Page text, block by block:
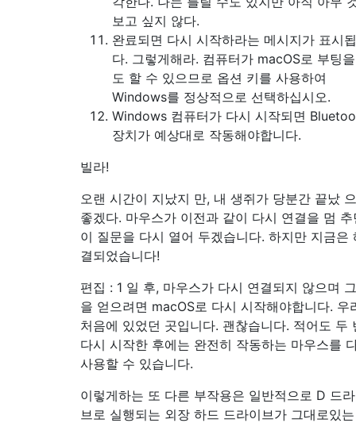
보고 싶지 않다.
완료되면 다시 시작하라는 메시지가 표시
다. 그렇게해라. 컴퓨터가 macOS로 부팅
도 할 수 있으므로 옵션 키를 사용하여
Windows를 정상적으로 선택하십시오.
Windows 컴퓨터가 다시 시작되면
장치가 예상대로 작동해야합니다.
빌라!
오랜 시간이 지났지 만, 내 생쥐가 당분간 끝났
좋겠다. 마우스가 이전과 같이 다시 연결을 멈 추
이 질문을 다시 열어 두겠습니다. 하지만 지금은
결되었습니다!
편집 : 1 일 후, 마우스가 다시 연결되지 않으며
을 얻으려면 macOS로 다시 시작해야합니다. 우
처음에 있었던 곳입니다. 괜찮습니다. 적어도 두
다시 시작한 후에는 완전히 작동하는 마우스를
사용할 수 있습니다.
이렇게하는 또 다른 부작용은 일반적으로 D 드
브로 실행되는 외장 하드 드라이브가 그대로있